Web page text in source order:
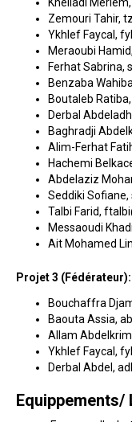
Zemouri Tahir,
Ykhlef Faycal,
Meraoubi
Ferhat Sabrina,
Benzaba
Boutaleb
Derbal
Baghradji
Alim-Ferhat
Hachemi
Abdelaziz
Seddiki Sofiane,
Talbi Farid,
Messaoudi
Ait Mohamed
Projet 3 (Fédérateur):
Bouchaffra
Baouta Assia,
Allam
Ykhlef Faycal,
Derbal Abdel,
Equippements/